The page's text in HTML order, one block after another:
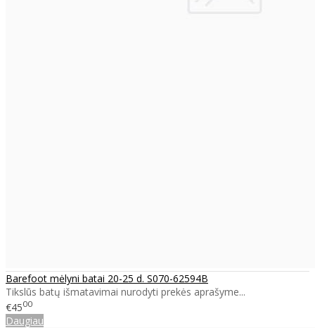
Barefoot mėlyni batai 20-25 d. S070-62594B
Tikslūs batų išmatavimai nurodyti prekės aprašyme...
€4500
Daugiau